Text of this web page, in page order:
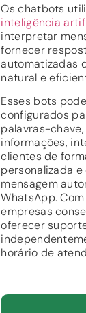
Os chatbots
inteligência
interpretar
fornecer
automatizadas
natural e
Esses bots
configurados
palavras-
informações,
clientes de
personalizada e
mensagem
WhatsApp.
empresas
oferecer
horário de